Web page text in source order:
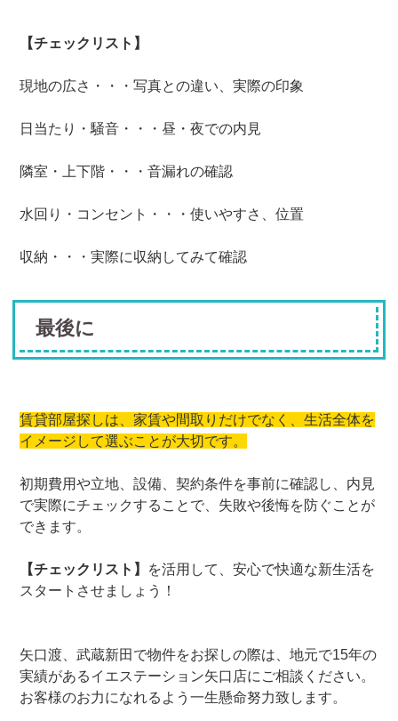
【チェックリスト】
現地の広さ・・・写真との違い、実際の印象
日当たり・騒音・・・昼・夜での内見
隣室・上下階・・・音漏れの確認
水回り・コンセント・・・使いやすさ、位置
収納・・・実際に収納してみて確認
最後に
賃貸部屋探しは、家賃や間取りだけでなく、生活全体を
イメージして選ぶことが大切です。
初期費用や立地、設備、契約条件を事前に確認し、内見
で実際にチェックすることで、失敗や後悔を防ぐことが
できます。
【チェックリスト】 を活用して、安心で快適な新生活を
スタートさせましょう！
矢口渡、武蔵新田で物件をお探しの際は、地元で15年の
実績があるイエステーション矢口店にご相談ください。
お客様のお力になれるよう一生懸命努力致します。